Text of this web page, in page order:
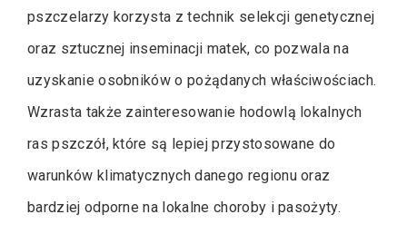
pszczelarzy korzysta z technik selekcji genetycznej
oraz sztucznej inseminacji matek, co pozwala na
uzyskanie osobników o pożądanych właściwościach.
Wzrasta także zainteresowanie hodowlą lokalnych
ras pszczół, które są lepiej przystosowane do
warunków klimatycznych danego regionu oraz
bardziej odporne na lokalne choroby i pasożyty.